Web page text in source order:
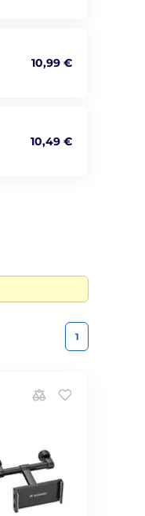
10,99 €
10,49 €
1